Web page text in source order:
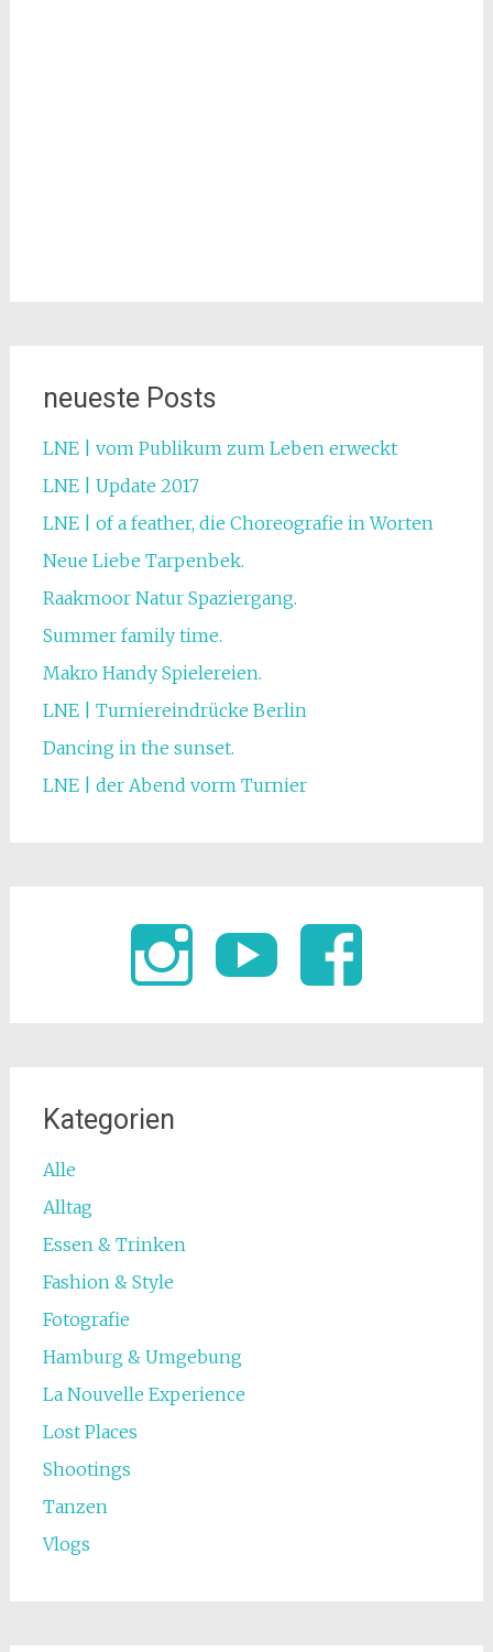
neueste Posts
LNE | vom Publikum zum Leben erweckt
LNE | Update 2017
LNE | of a feather, die Choreografie in Worten
Neue Liebe Tarpenbek.
Raakmoor Natur Spaziergang.
Summer family time.
Makro Handy Spielereien.
LNE | Turniereindrücke Berlin
Dancing in the sunset.
LNE | der Abend vorm Turnier
Kategorien
Alle
Alltag
Essen & Trinken
Fashion & Style
Fotografie
Hamburg & Umgebung
La Nouvelle Experience
Lost Places
Shootings
Tanzen
Vlogs